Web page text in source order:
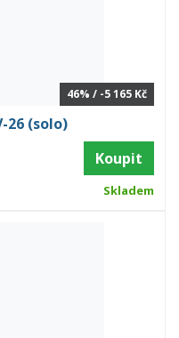
46% / -5 165 Kč
26 (solo)
Koupit
Skladem